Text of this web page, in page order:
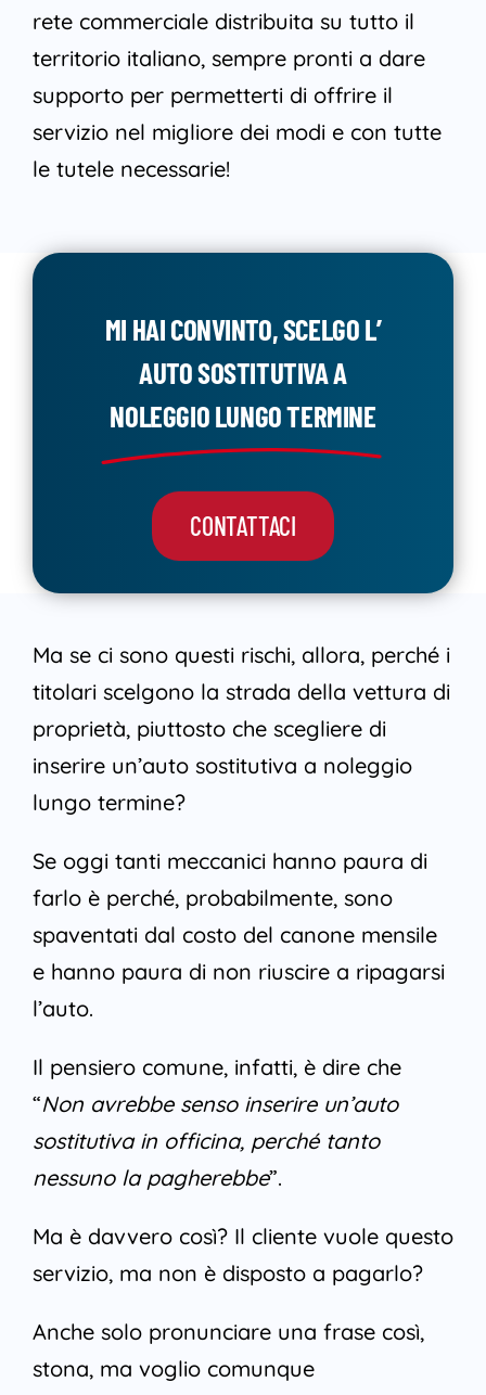
rete commerciale distribuita su tutto il
territorio italiano, sempre pronti a dare
supporto per permetterti di offrire il
servizio nel migliore dei modi e con tutte
le tutele necessarie!
MI HAI CONVINTO, SCELGO L’
AUTO SOSTITUTIVA A
NOLEGGIO LUNGO TERMINE
CONTATTACI
Ma se ci sono questi rischi, allora, perché i
titolari scelgono la strada della vettura di
proprietà, piuttosto che scegliere di
inserire un’auto sostitutiva a noleggio
lungo termine?
Se oggi tanti meccanici hanno paura di
farlo è perché, probabilmente, sono
spaventati dal costo del canone mensile
e hanno paura di non riuscire a ripagarsi
l’auto.
Il pensiero comune, infatti, è dire che
“Non avrebbe senso inserire un’auto
sostitutiva in officina, perché tanto
nessuno la pagherebbe”.
Ma è davvero così? Il cliente vuole questo
servizio, ma non è disposto a pagarlo?
Anche solo pronunciare una frase così,
stona, ma voglio comunque